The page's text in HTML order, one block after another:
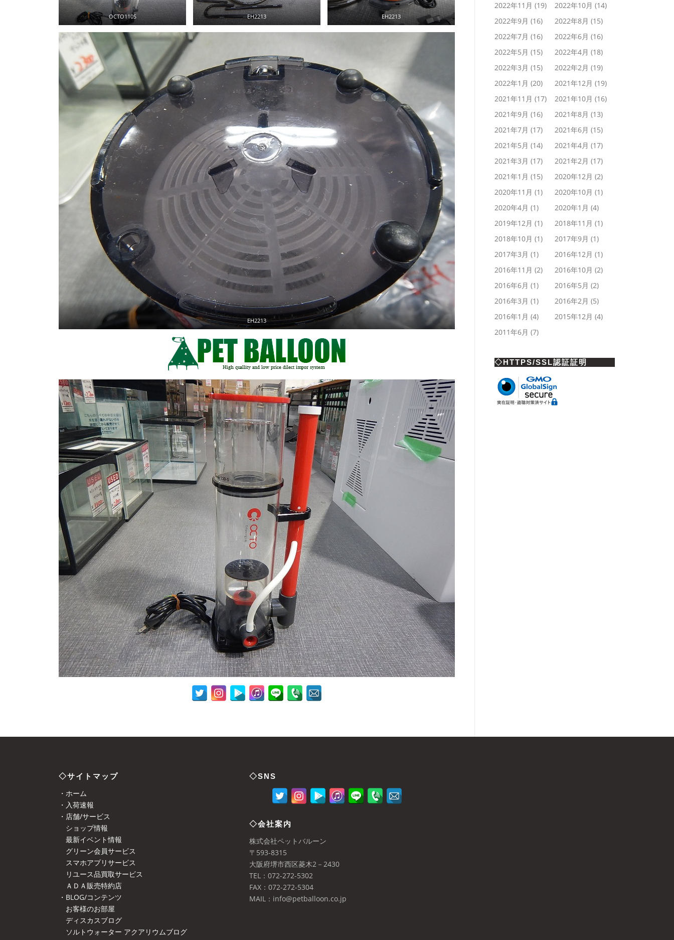
OCTO110S EH2213 EH2213
EH2213
2022年11月 (19) 2022年10月 (14)
2022年9月 (16) 2022年8月 (15)
2022年7月 (16) 2022年6月 (16)
2022年5月 (15) 2022年4月 (18)
2022年3月 (15) 2022年2月 (19)
2022年1月 (20) 2021年12月 (19)
2021年11月 (17) 2021年10月 (16)
2021年9月 (16) 2021年8月 (13)
2021年7月 (17) 2021年6月 (15)
2021年5月 (14) 2021年4月 (17)
2021年3月 (17) 2021年2月 (17)
2021年1月 (15) 2020年12月 (2)
2020年11月 (1) 2020年10月 (1)
2020年4月 (1) 2020年1月 (4)
2019年12月 (1) 2018年11月 (1)
2018年10月 (1) 2017年9月 (1)
2017年3月 (1) 2016年12月 (1)
2016年11月 (2) 2016年10月 (2)
2016年6月 (1) 2016年5月 (2)
2016年3月 (1) 2016年2月 (5)
2016年1月 (4) 2015年12月 (4)
2011年6月 (7)
◇HTTPS/SSL認証証明
◇サイトマップ
・ホーム
・入荷速報
・店舗/サービス
ショップ情報
最新イベント情報
グリーン会員サービス
スマホアプリサービス
リユース品買取サービス
ＡＤＡ販売特約店
・BLOG/コンテンツ
お客様のお部屋
ディスカスブログ
ソルトウォーター アクアリウムブログ
◇SNS
◇会社案内
株式会社ペットバルーン
〒593-8315
大阪府堺市西区菱木2－2430
TEL：072-272-5302
FAX：072-272-5304
MAIL：info@petballoon.co.jp